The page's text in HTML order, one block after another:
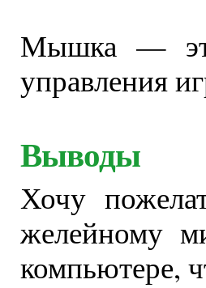
Мышка —
управления
Выводы
Хочу
желейному
компьютере,